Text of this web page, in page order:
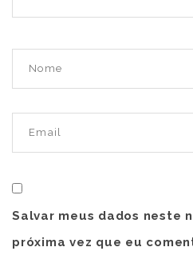
Salvar meus dados neste
próxima vez que eu